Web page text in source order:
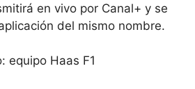
en vivo por Canal+ y se
del mismo nombre.
equipo Haas F1